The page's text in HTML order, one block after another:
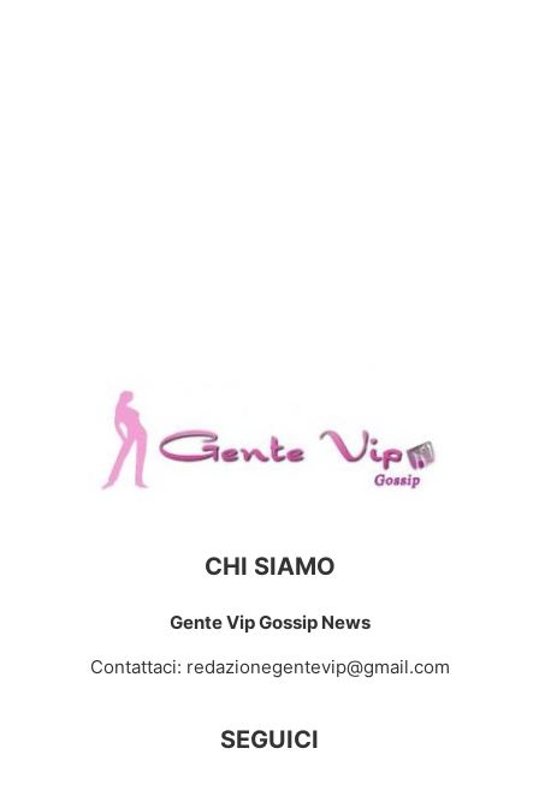
CHI SIAMO
Gente Vip Gossip News
Contattaci: redazionegentevip@gmail.com
SEGUICI